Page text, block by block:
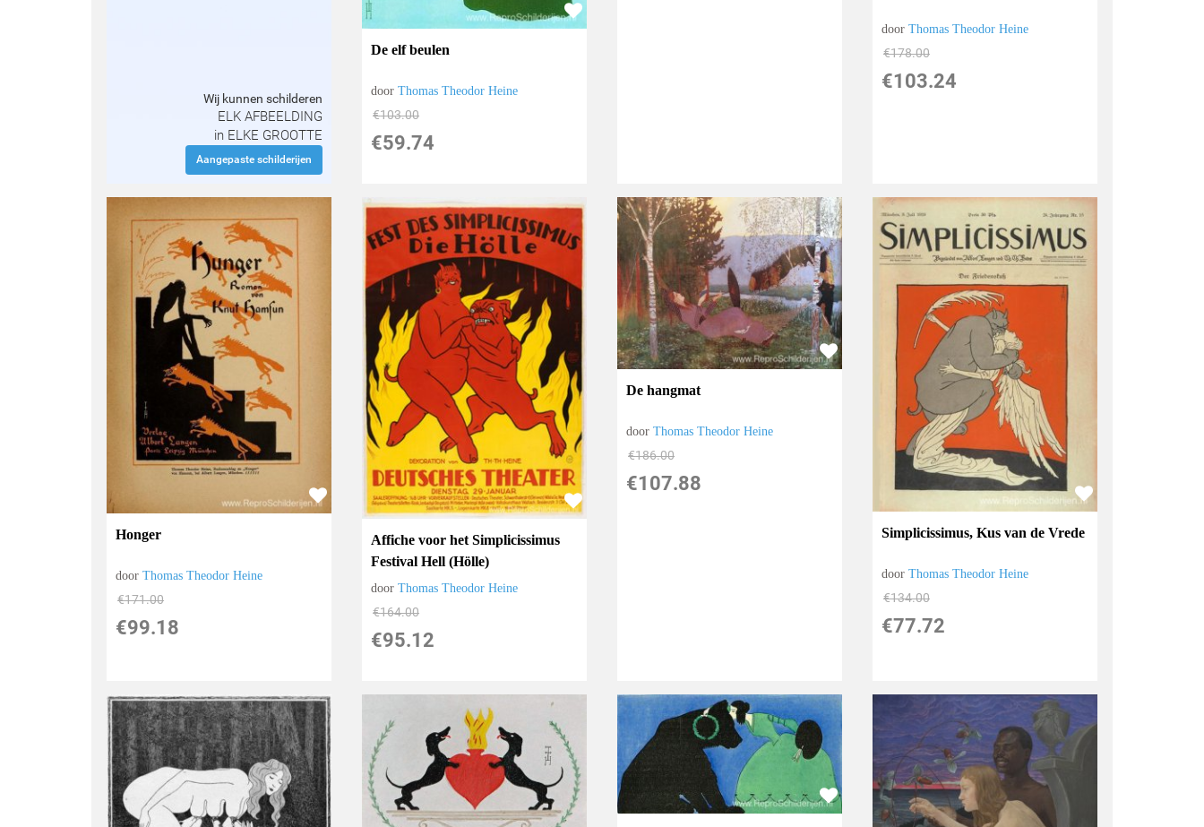
Wij kunnen schilderen
ELK AFBEELDING
in ELKE GROOTTE
Aangepaste schilderijen
De elf beulen
doorThomas Theodor Heine
€103.00
€59.74
doorThomas Theodor Heine
€178.00
€103.24
Honger
doorThomas Theodor Heine
€171.00
€99.18
Affiche voor het Simplicissimus
Festival Hell (Hölle)
doorThomas Theodor Heine
€164.00
€95.12
De hangmat
doorThomas Theodor Heine
€186.00
€107.88
Simplicissimus, Kus van de Vrede
doorThomas Theodor Heine
€134.00
€77.72